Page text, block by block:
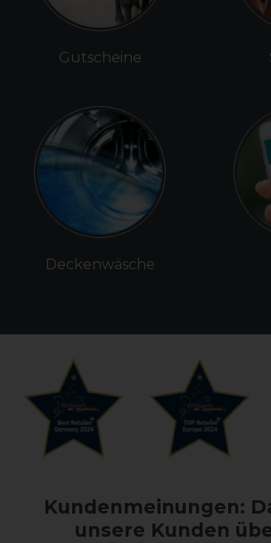
Gutscheine
Deckenwäsche
Kundenmeinungen:
unsere Kunden